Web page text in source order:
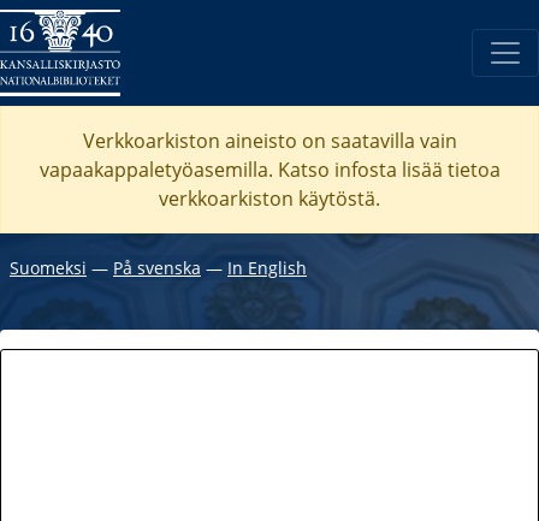
Verkkoarkiston aineisto on saatavilla vain
vapaakappaletyöasemilla. Katso infosta lisää tietoa
verkkoarkiston käytöstä.
Suomeksi ― På svenska ― In English